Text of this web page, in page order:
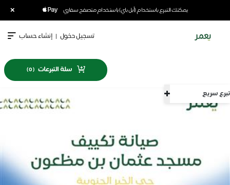
يمكنك التبرع باستخدام (أبل باي) باستخدام متصفح سفاري ×
تبرع سريع
تسجيل دخول | إنشاء حساب
سلة التبرعات (
0
)